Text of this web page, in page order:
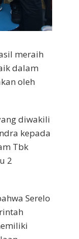
meraih
dalam
oleh
diwakili
kepada
Tbk
2
Serelo